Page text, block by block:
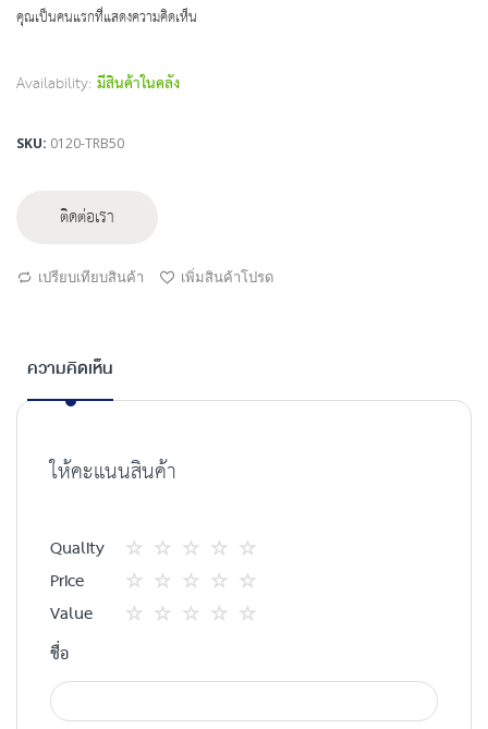
คุณเป็นคนแรกที่แสดงความคิดเห็น
Availability: มีสินค้าในคลัง
SKU 0120-TRB50
ติดต่อเรา
เปรียบเทียบสินค้า เพิ่มสินค้าโปรด
ความคิดเห็น
ให้คะแนนสินค้า
Quality
1
star
2
ดาว
3
ดาว
4
ดาว
5
ดาว
Price
1
2
3
4
5
Value
ชื่อ